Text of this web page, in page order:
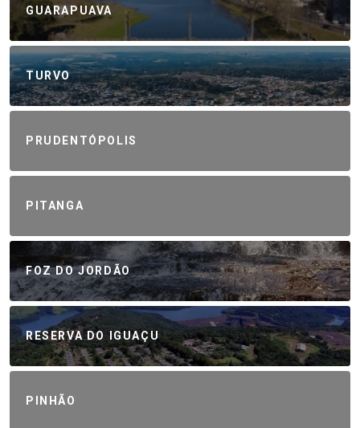
GUARAPUAVA
TURVO
PRUDENTÓPOLIS
PITANGA
FOZ DO JORDÃO
RESERVA DO IGUAÇU
PINHÃO